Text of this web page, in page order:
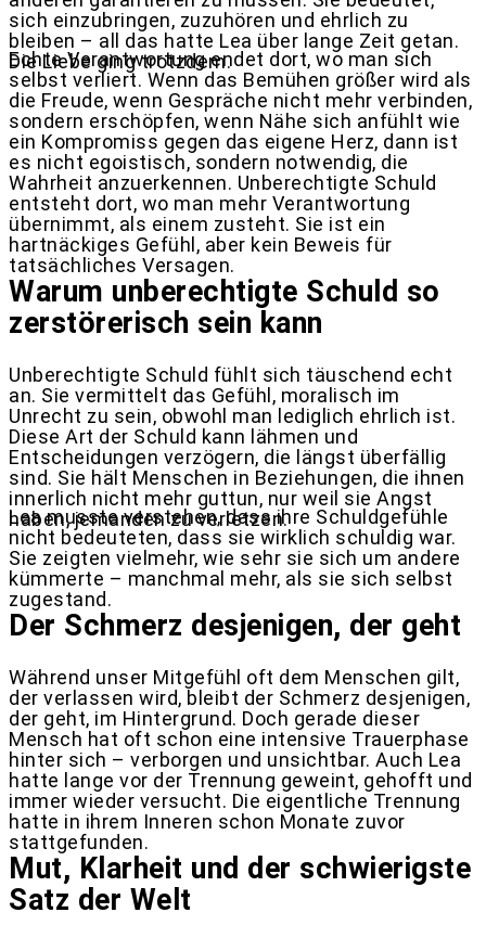
sich einzubringen, zuzuhören und ehrlich zu
bleiben – all das hatte Lea über lange Zeit getan.
Die Liebe ging trotzdem.
Echte Verantwortung endet dort, wo man sich
selbst verliert. Wenn das Bemühen größer wird als
die Freude, wenn Gespräche nicht mehr verbinden,
sondern erschöpfen, wenn Nähe sich anfühlt wie
ein Kompromiss gegen das eigene Herz, dann ist
es nicht egoistisch, sondern notwendig, die
Wahrheit anzuerkennen. Unberechtigte Schuld
entsteht dort, wo man mehr Verantwortung
übernimmt, als einem zusteht. Sie ist ein
hartnäckiges Gefühl, aber kein Beweis für
tatsächliches Versagen.
Warum unberechtigte Schuld so
zerstörerisch sein kann
Unberechtigte Schuld fühlt sich täuschend echt
an. Sie vermittelt das Gefühl, moralisch im
Unrecht zu sein, obwohl man lediglich ehrlich ist.
Diese Art der Schuld kann lähmen und
Entscheidungen verzögern, die längst überfällig
sind. Sie hält Menschen in Beziehungen, die ihnen
innerlich nicht mehr guttun, nur weil sie Angst
haben, jemanden zu verletzen.
Lea musste verstehen, dass ihre Schuldgefühle
nicht bedeuteten, dass sie wirklich schuldig war.
Sie zeigten vielmehr, wie sehr sie sich um andere
kümmerte – manchmal mehr, als sie sich selbst
zugestand.
Der Schmerz desjenigen, der geht
Während unser Mitgefühl oft dem Menschen gilt,
der verlassen wird, bleibt der Schmerz desjenigen,
der geht, im Hintergrund. Doch gerade dieser
Mensch hat oft schon eine intensive Trauerphase
hinter sich – verborgen und unsichtbar. Auch Lea
hatte lange vor der Trennung geweint, gehofft und
immer wieder versucht. Die eigentliche Trennung
hatte in ihrem Inneren schon Monate zuvor
stattgefunden.
Mut, Klarheit und der schwierigste
Satz der Welt